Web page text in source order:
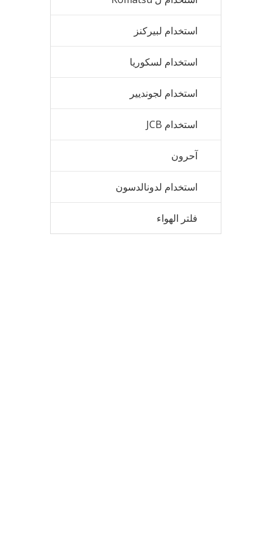
استخدام لبيركنز
استخدام لسكوريا
استخدام لجونديير
استخدام JCB
آحرون
استخدام لدونالدسون
فلتر الهواء